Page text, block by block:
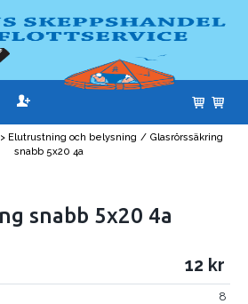
> Elutrustning och belysning / Glasrörssäkring
snabb 5x20 4a
snabb 5x20 4a
12
8